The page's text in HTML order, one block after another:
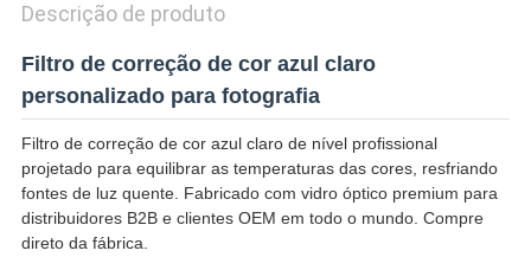
Descrição de produto
Filtro de correção de cor azul claro
personalizado para fotografia
Filtro de correção de cor azul claro de nível profissional
projetado para equilibrar as temperaturas das cores, resfriando
fontes de luz quente. Fabricado com vidro óptico premium para
distribuidores B2B e clientes OEM em todo o mundo. Compre
direto da fábrica.